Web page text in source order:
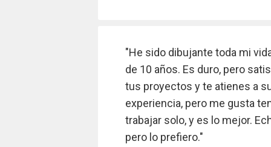
"He sido dibujante toda mi
de 10 años. Es duro, pero
tus proyectos y te atienes a
experiencia, pero me gusta
trabajar solo, y es lo mejor.
pero lo prefiero."